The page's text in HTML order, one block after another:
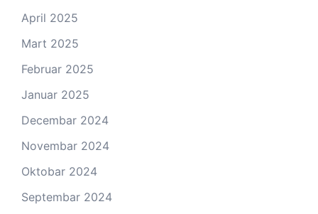
April 2025
Mart 2025
Februar 2025
Januar 2025
Decembar 2024
Novembar 2024
Oktobar 2024
Septembar 2024